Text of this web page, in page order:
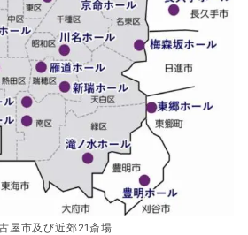
屋市及び近郊21斎場